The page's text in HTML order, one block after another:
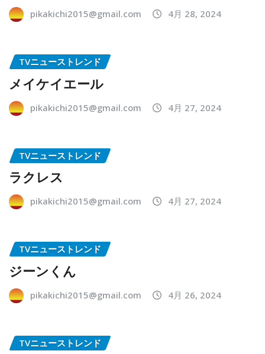
pikakichi2015@gmail.com 4月 28, 2024
TVニューストレンド
メイケイエール
pikakichi2015@gmail.com 4月 27, 2024
TVニューストレンド
ラクレス
pikakichi2015@gmail.com 4月 27, 2024
TVニューストレンド
ジーンくん
pikakichi2015@gmail.com 4月 26, 2024
TVニューストレンド